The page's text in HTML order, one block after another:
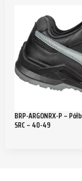
BRP-ARGONRX-P –
SRC – 40-49